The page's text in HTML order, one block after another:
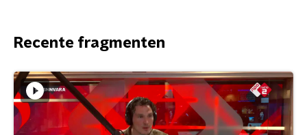
Recente fragmenten